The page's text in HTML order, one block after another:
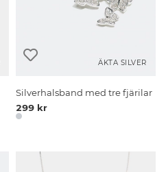
ÄKTA SILVER
Silverhalsband med tre fjärilar
299 kr